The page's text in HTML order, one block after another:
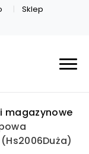
Sklep
magazynowe